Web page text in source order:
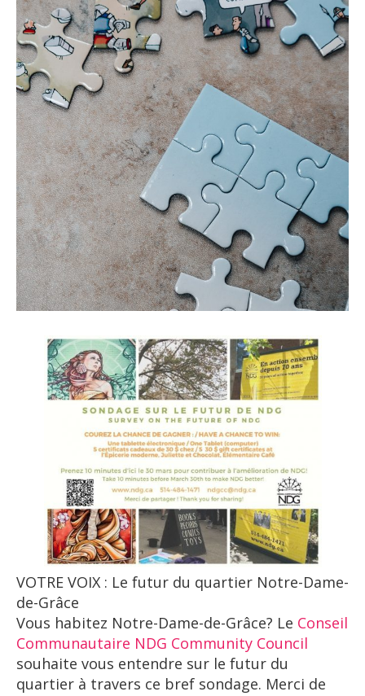
VOTRE VOIX : Le futur du quartier Notre-Dame-
de-Grâce
Vous habitez Notre-Dame-de-Grâce? Le Conseil
Communautaire NDG Community Council
souhaite vous entendre sur le futur du
quartier à travers ce bref sondage. Merci de